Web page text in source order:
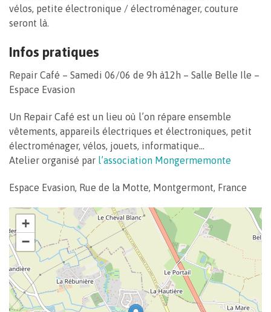
vélos, petite électronique / électroménager, couture
seront là.
Infos pratiques
Repair Café – Samedi 06/06 de 9h à12h – Salle Belle Ile –
Espace Evasion
Un Repair Café est un lieu où l’on répare ensemble
vêtements, appareils électriques et électroniques, petit
électroménager, vélos, jouets, informatique…
Atelier organisé par l’association Mongermemonte
Espace Evasion, Rue de la Motte, Montgermont, France
+
−